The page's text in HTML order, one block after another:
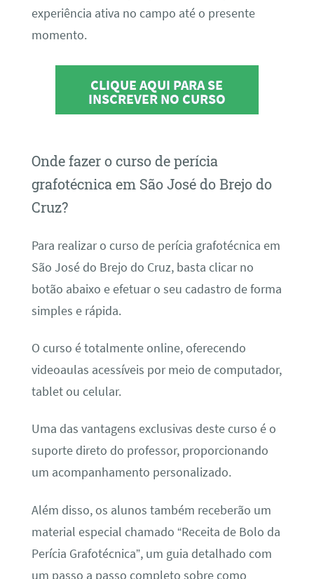
experiência ativa no campo até o presente
momento.
CLIQUE AQUI PARA SE
INSCREVER NO CURSO
Onde fazer o curso de perícia
grafotécnica em São José do Brejo do
Cruz?
Para realizar o curso de perícia grafotécnica em
São José do Brejo do Cruz, basta clicar no
botão abaixo e efetuar o seu cadastro de forma
simples e rápida.
O curso é totalmente online, oferecendo
videoaulas acessíveis por meio de computador,
tablet ou celular.
Uma das vantagens exclusivas deste curso é o
suporte direto do professor, proporcionando
um acompanhamento personalizado.
Além disso, os alunos também receberão um
material especial chamado “Receita de Bolo da
Perícia Grafotécnica”, um guia detalhado com
um passo a passo completo sobre como